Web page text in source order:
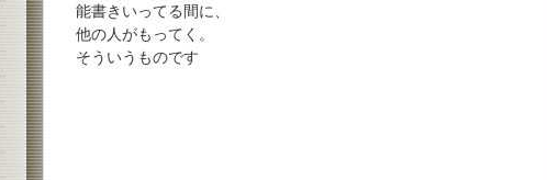
能書きいってる間に、
他の人がもってく。
そういうものです